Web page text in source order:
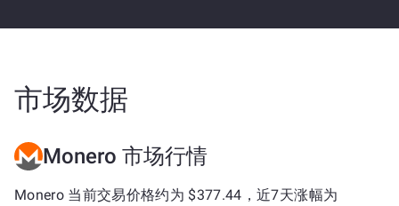
市场数据
Monero 市场行情
Monero 当前交易价格约为 $377.44，近7天涨幅为